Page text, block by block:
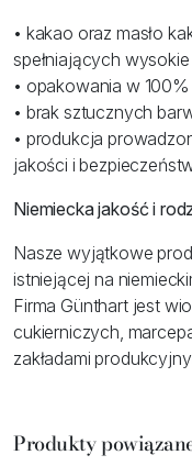
• kakao oraz masło
spełniających
• opakowania w
• brak sztucznych
• produkcja
jakości i
Niemiecka jakość i
Nasze wyjątkowe
istniejącej na
Firma Günthart jest
cukierniczych,
zakładami
Produkty